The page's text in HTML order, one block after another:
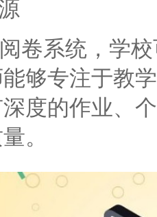
系统，学校
够专注于教
度的作业、
。